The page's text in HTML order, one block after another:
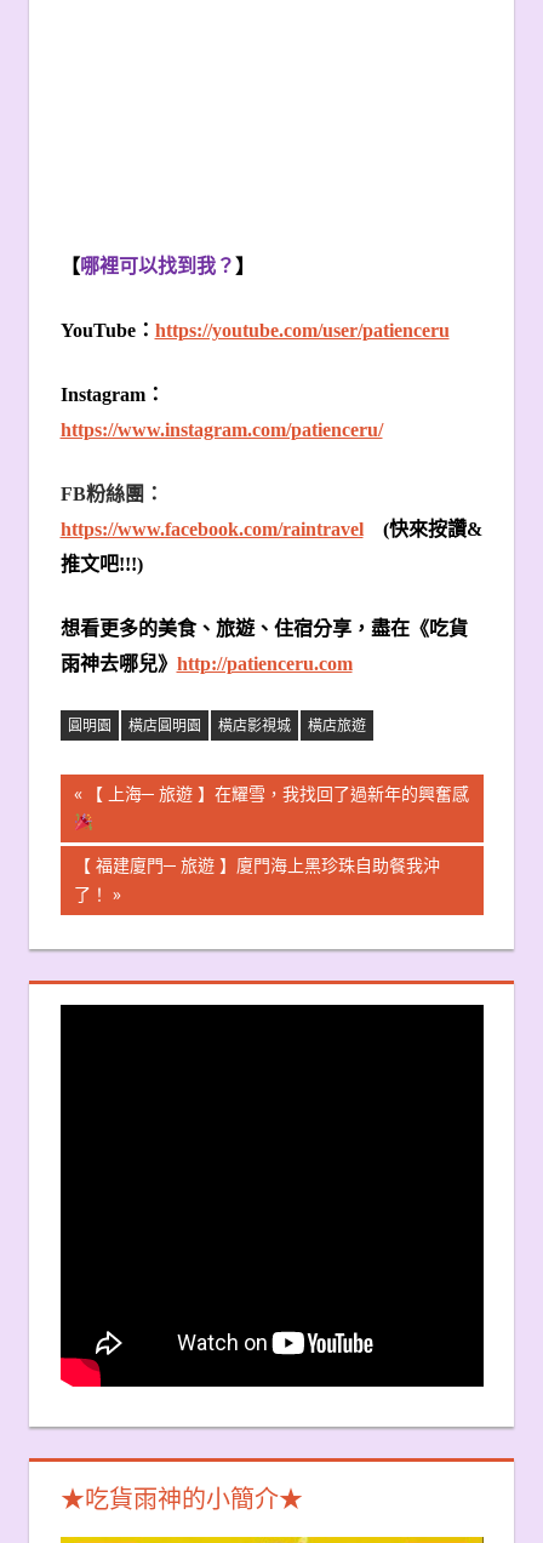
【哪裡可以找到我？ 】
YouTube： https://youtube.com/user/patienceru
Instagram：
https://www.instagram.com/patienceru/
FB粉絲團：
https://www.facebook.com/raintravel
(快來按讚&
推文吧!!!)
想看更多的美食、旅遊、住宿分享，盡在《吃貨
雨神去哪兒》 http://patienceru.com
圓明園 橫店圓明園 橫店影視城 橫店旅遊
文
章
導
覽
Previous
Post:
【 上海─ 旅遊 】在耀雪，我找回了過新年的興奮感
Next
Post:
【 福建廈門─ 旅遊 】廈門海上黑珍珠自助餐我沖
了！
★吃貨雨神的小簡介★